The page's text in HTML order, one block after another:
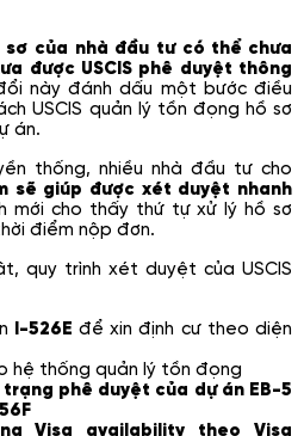
sơ của nhà đầu tư có thể chưa
được USCIS phê duyệt thông
này đánh dấu một bước điều
USCIS quản lý tồn đọng hồ sơ
án.
thống, nhiều nhà đầu tư cho
sẽ giúp được xét duyệt nhanh
mới cho thấy thứ tự xử lý hồ sơ
điểm nộp đơn.
quy trình xét duyệt của USCIS
I-526E để xin định cư theo diện
hệ thống quản lý tồn đọng
trạng phê duyệt của dự án EB-5
Visa availability theo Visa